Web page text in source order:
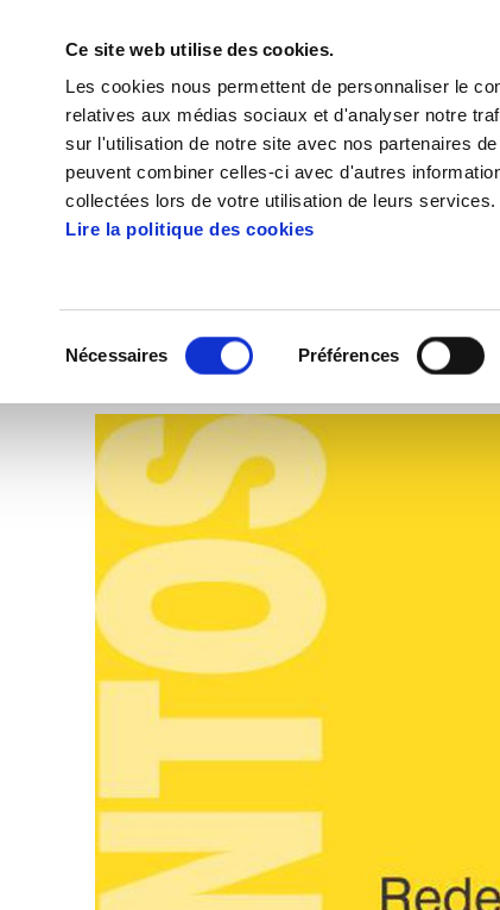
Ce site web utilise des cookies.
Les cookies nous permettent de personnaliser le
relatives aux médias sociaux et d'analyser notre
sur l'utilisation de notre site avec nos partenaires
peuvent combiner celles-ci avec d'autres
collectées lors de votre utilisation de leurs services.
Lire la politique des cookies
Nécessaires Préférences
Redéfinir les priorités syndicales en temps de
Redéfinir les priorités
2013/10/30